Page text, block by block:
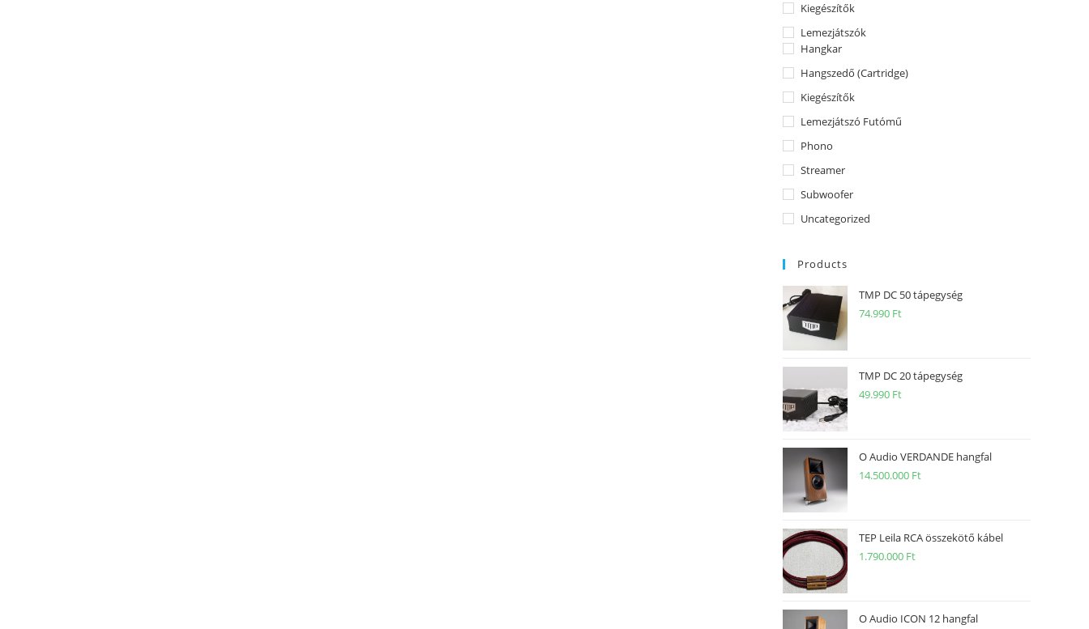
Kiegészítők
Lemezjátszók
Hangkar
Hangszedő (Cartridge)
Kiegészítők
Lemezjátszó Futómű
Phono
Streamer
Subwoofer
Uncategorized
Products
TMP DC 50 tápegység
74.990 Ft
TMP DC 20 tápegység
49.990 Ft
O Audio VERDANDE hangfal
14.500.000 Ft
TEP Leila RCA összekötő kábel
1.790.000 Ft
O Audio ICON 12 hangfal